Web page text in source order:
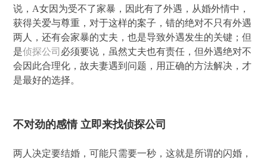
说，A女因为受不了家暴，因此有了外遇，从婚外情中，
获得关爱与尊重，对于这样的案子，错的绝对不只有外遇
两人，还有会家暴的丈夫，也是导致外遇发生的关键；但
是侦探公司 必须要说，虽然丈夫也有责任，但外遇绝对不
会因此合理化，故夫妻遇到问题，用正确的方法解决，才
是最好的选择。
不对劲的感情 立即来找侦探公司
两人决定要结婚，可能只需要一秒，这就是所谓的闪婚，